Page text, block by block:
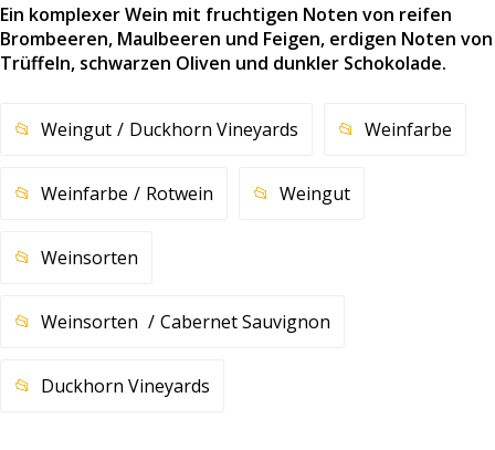
Ein komplexer Wein mit fruchtigen Noten von reifen
Brombeeren, Maulbeeren und Feigen, erdigen Noten von
Trüffeln, schwarzen Oliven und dunkler Schokolade.
Weingut Duckhorn Vineyards Weinfarbe
Weinfarbe Rotwein Weingut
Weinsorten
Weinsorten Cabernet Sauvignon
Duckhorn Vineyards